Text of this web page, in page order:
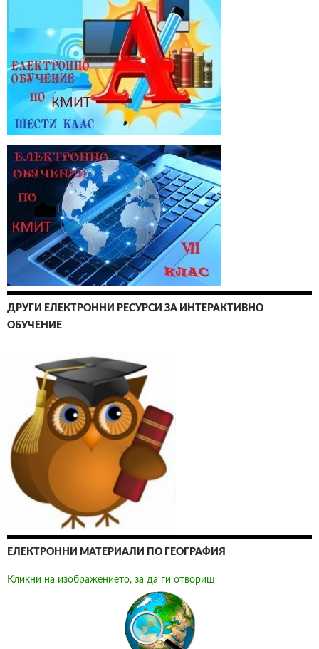
ДРУГИ ЕЛЕКТРОННИ РЕСУРСИ ЗА ИНТЕРАКТИВНО
ОБУЧЕНИЕ
ЕЛЕКТРОННИ МАТЕРИАЛИ ПО ГЕОГРАФИЯ
Кликни на изображението, за да ги отвориш